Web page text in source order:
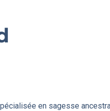
en sagesse